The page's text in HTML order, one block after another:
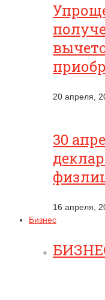
20 апреля,
30
16 апреля,
Бизнес